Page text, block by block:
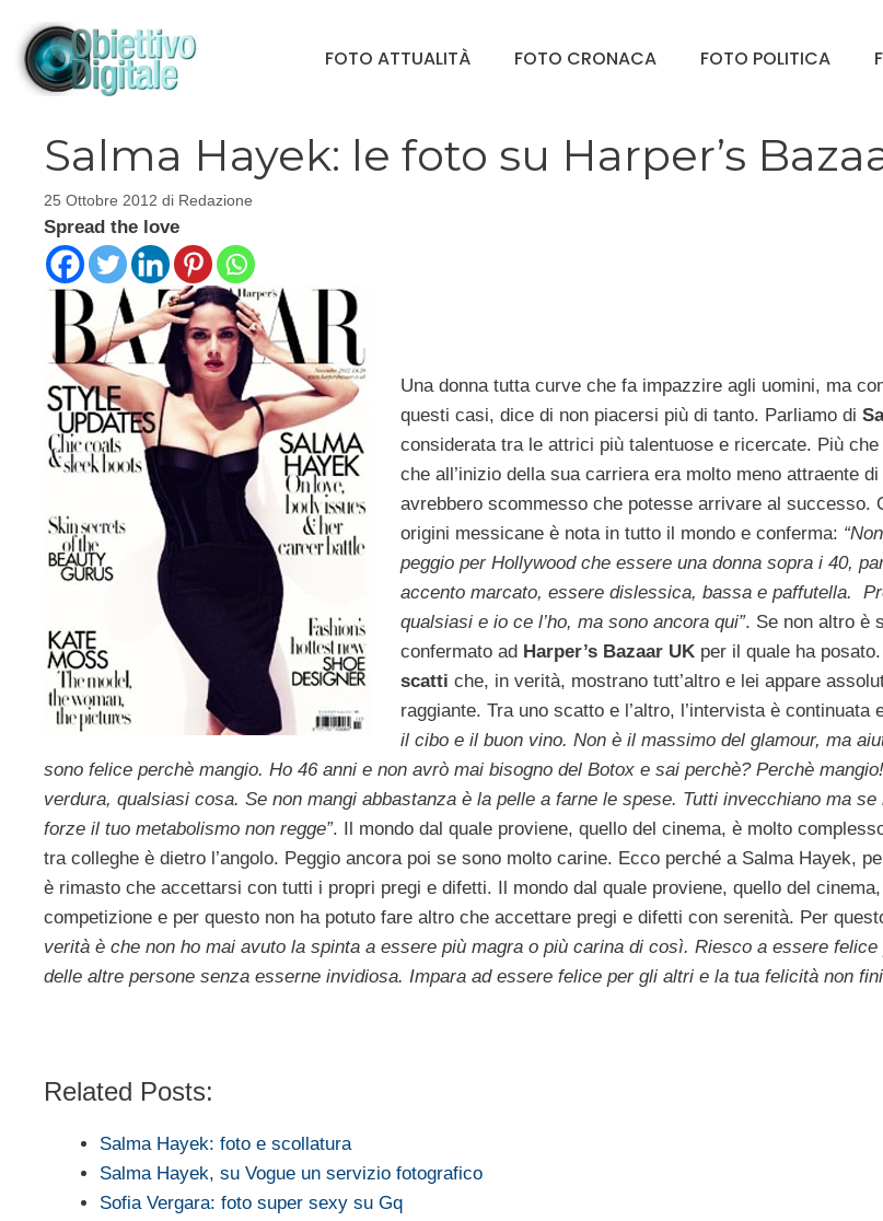
contenuto
FOTO ATTUALITÀ FOTO CRONACA FOTO POLITICA
Salma Hayek: le foto su Harper’s
25 Ottobre 2012 di Redazione
Spread the love
Una donna tutta curve che fa impazzire agli uomini, ma
questi casi, dice di non piacersi più di tanto. Parliamo di
considerata tra le attrici più talentuose e ricercate. Più
che all’inizio della sua carriera era molto meno attraente
avrebbero scommesso che potesse arrivare al successo.
origini messicane è nota in tutto il mondo e conferma:
peggio per Hollywood che essere una donna sopra i 40,
accento marcato, essere dislessica, bassa e paffutella.
qualsiasi e io ce l’ho, ma sono ancora qui”. Se non altro è
confermato ad Harper’s Bazaar UKper il quale ha
scatti che, in verità, mostrano tutt’altro e lei appare
raggiante. Tra uno scatto e l’altro, l’intervista è continuata
il cibo e il buon vino. Non è il massimo del glamour, ma
sono felice perchè mangio. Ho 46 anni e non avrò mai bisogno del Botox e sai perchè? Perchè
verdura, qualsiasi cosa. Se non mangi abbastanza è la pelle a farne le spese. Tutti invecchiano ma
forze il tuo metabolismo non regge”. Il mondo dal quale proviene, quello del cinema, è molto
tra colleghe è dietro l’angolo. Peggio ancora poi se sono molto carine. Ecco perché a Salma Hayek,
è rimasto che accettarsi con tutti i propri pregi e difetti. Il mondo dal quale proviene, quello del
competizione e per questo non ha potuto fare altro che accettare pregi e difetti con serenità. Per
verità è che non ho mai avuto la spinta a essere più magra o più carina di così. Riesco a essere
delle altre persone senza esserne invidiosa. Impara ad essere felice per gli altri e la tua felicità non
Related Posts:
Salma Hayek: foto e scollatura
Salma Hayek, su Vogue un servizio fotografico
Sofia Vergara: foto super sexy su Gq